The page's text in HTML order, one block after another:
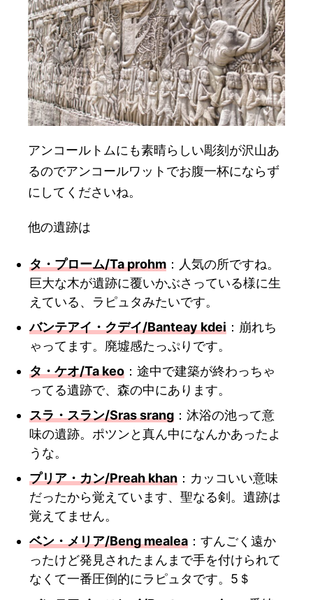
アンコールトムにも素晴らしい彫刻が沢山あ
るのでアンコールワットでお腹一杯にならず
にしてくださいね。
他の遺跡は
タ・プローム/Ta prohm ：人気の所ですね。
巨大な木が遺跡に覆いかぶさっている様に生
えている、ラピュタみたいです。
バンテアイ・クデイ/Banteay kdei ：崩れち
ゃってます。廃墟感たっぷりです。
タ・ケオ/Ta keo ：途中で建築が終わっちゃ
ってる遺跡で、森の中にあります。
スラ・スラン/Sras srang ：沐浴の池って意
味の遺跡。ポツンと真ん中になんかあったよ
うな。
プリア・カン/Preah khan ：カッコいい意味
だったから覚えています、聖なる剣。遺跡は
覚えてません。
ベン・メリア/Beng mealea ：すんごく遠か
ったけど発見されたまんまで手を付けられて
なくて一番圧倒的にラピュタです。5＄